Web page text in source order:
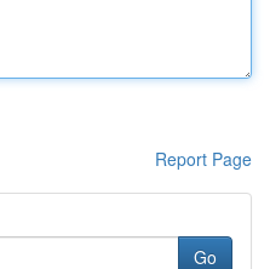
Report Page
Go